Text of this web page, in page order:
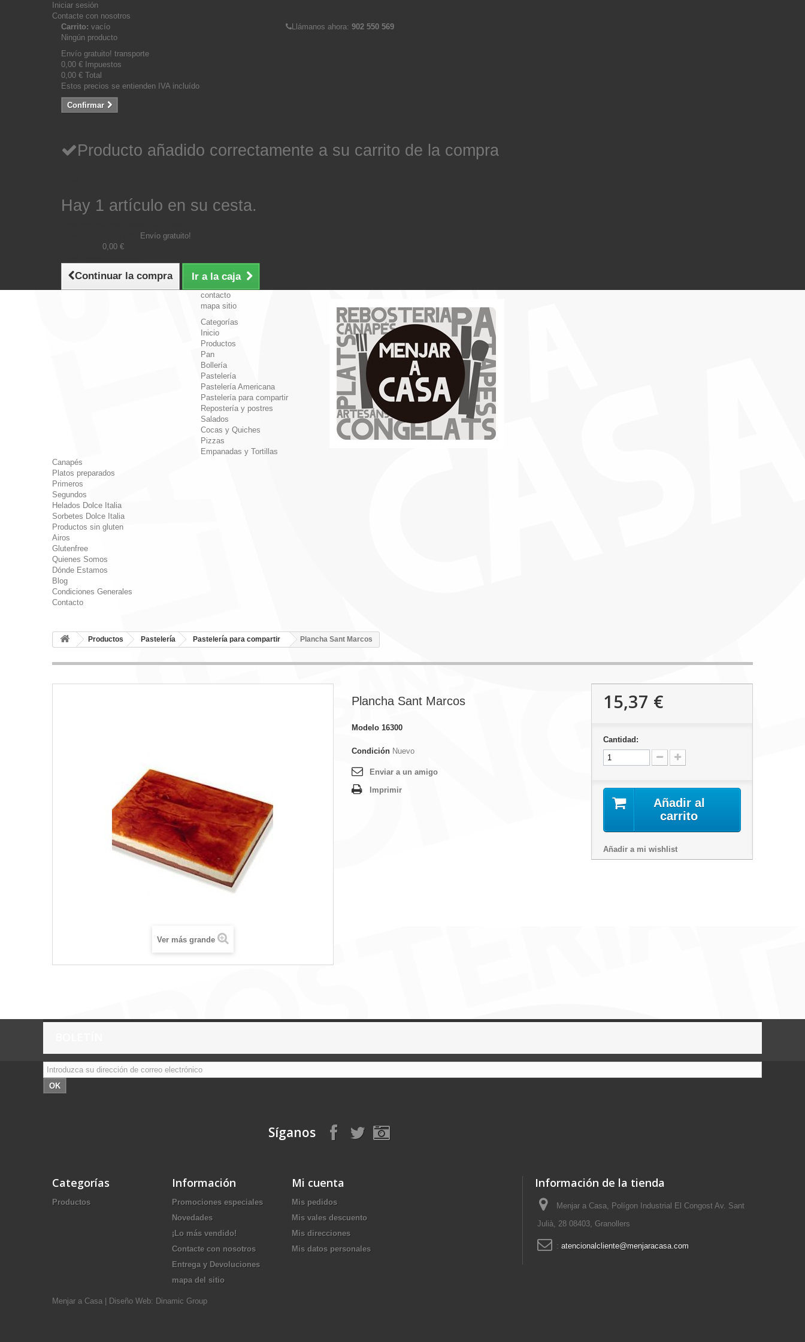
Iniciar sesión
Contacte con nosotros
Llámanos ahora: 902 550 569
Carrito: vacío
Ningún producto
Envío gratuito! transporte
0,00 € Impuestos
0,00 € Total
Estos precios se entienden IVA incluído
Confirmar
Producto añadido correctamente a su carrito de la compra
Hay 1 artículo en su cesta.
Envío gratuito!
0,00 €
Continuar la compra Ir a la caja
contacto
mapa sitio
Categorías
Inicio
Productos
Pan
Bollería
Pastelería
Pastelería Americana
Pastelería para compartir
Repostería y postres
Salados
Cocas y Quiches
Pizzas
Empanadas y Tortillas
Canapés
Platos preparados
Primeros
Segundos
Helados Dolce Italia
Sorbetes Dolce Italia
Productos sin gluten
Airos
Glutenfree
Quienes Somos
Dónde Estamos
Blog
Condiciones Generales
Contacto
Productos Pastelería Pastelería para compartir Plancha Sant Marcos
Ver más grande
Plancha Sant Marcos
Modelo 16300
Condición Nuevo
Enviar a un amigo
Imprimir
15,37 €
Cantidad:
Añadir al
carrito
Añadir a mi wishlist
OK
Síganos
Categorías
Productos
Información
Promociones especiales
Novedades
¡Lo más vendido!
Contacte con nosotros
Entrega y Devoluciones
mapa del sitio
Mi cuenta
Mis pedidos
Mis vales descuento
Mis direcciones
Mis datos personales
Información de la tienda
Menjar a Casa, Polígon Industrial El Congost Av. Sant
Julià, 28 08403, Granollers
: atencionalcliente@menjaracasa.com
Menjar a Casa Diseño Web: Dinamic Group